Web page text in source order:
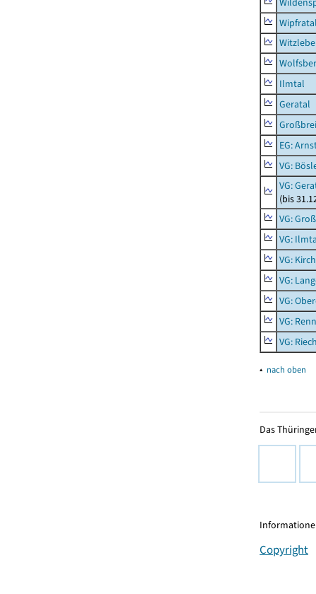
Ilmtal
Geratal
EG:
VG:
VG:
(bis
VG:
VG:
VG:
VG:
VG:
VG:
VG:
▴ nach oben
Das
Copyright